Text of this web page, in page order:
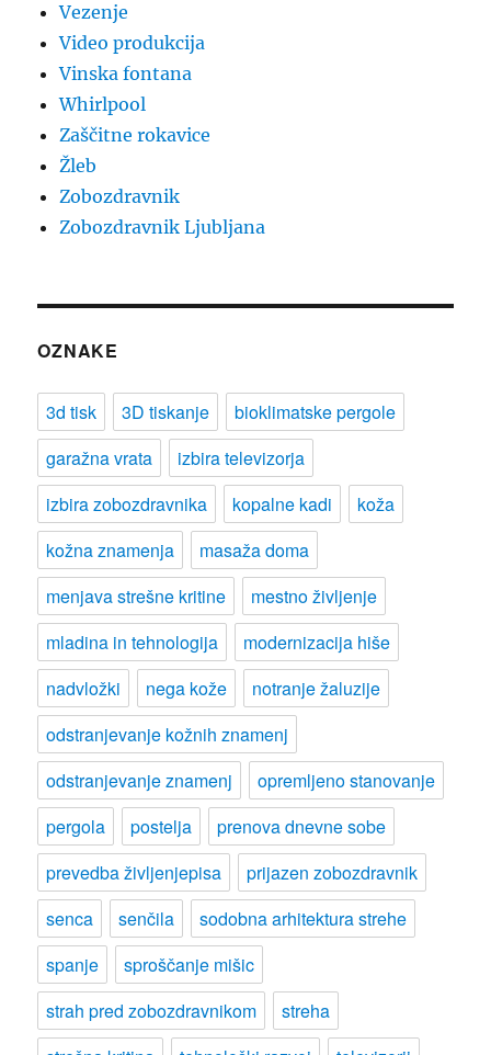
Vezenje
Video produkcija
Vinska fontana
Whirlpool
Zaščitne rokavice
Žleb
Zobozdravnik
Zobozdravnik Ljubljana
OZNAKE
3d tisk 3D tiskanje
bioklimatske pergole
garažna vrata
izbira televizorja
izbira zobozdravnika
kopalne kadi
koža
kožna znamenja
masaža doma
menjava strešne kritine
mestno življenje
mladina in tehnologija
modernizacija hiše
nadvložki
nega kože
notranje žaluzije
odstranjevanje kožnih znamenj
odstranjevanje znamenj
opremljeno stanovanje
pergola
postelja
prenova dnevne sobe
prevedba življenjepisa
prijazen zobozdravnik
senca
senčila
sodobna arhitektura strehe
spanje
sproščanje mišic
strah pred zobozdravnikom
streha